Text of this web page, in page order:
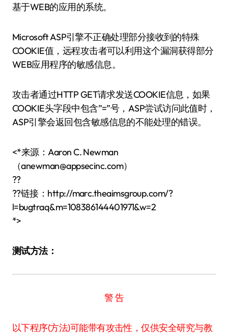
基于WEB的应用的系统。
Microsoft ASP引擎不正确处理部分接收到的特殊
COOKIE值，远程攻击者可以利用这个漏洞获得部分
WEB应用程序的敏感信息。
攻击者通过HTTP GET请求发送COOKIE信息，如果
COOKIE头字段中包含”=”号，ASP尝试访问此值时，
ASP引擎会返回包含敏感信息的不能处理的错误。
<*来源：Aaron C. Newman
（anewman@appsecinc.com）
??
??链接：http://marc.theaimsgroup.com/?
l=bugtraq&m=108386144401971&w=2
*>
测试方法：
警 告
以下程序(方法)可能带有攻击性，仅供安全研究与教